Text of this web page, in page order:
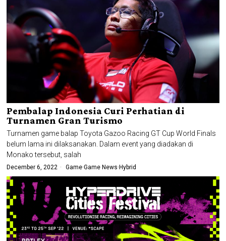
Pembalap Indonesia Curi Perhatian di
Turnamen Gran Turismo
Turnamen game balap Toyota Gazoo Racing GT Cup World Finals
belum lama ini dilaksanakan. Dalam event yang diadakan di
Monako tersebut, salah
December 6, 2022 Game·Game News·Hybrid